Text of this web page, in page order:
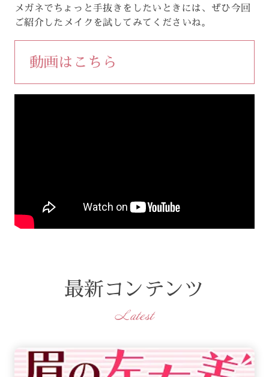
メガネでちょっと手抜きをしたいときには、ぜひ今回
ご紹介したメイクを試してみてくださいね。
動画はこちら
最新コンテンツ
Latest